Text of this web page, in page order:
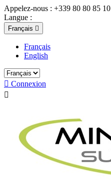
Appelez-nous : +339 80 80 85 10
Langue :
Français 
Français
English
 Connexion
